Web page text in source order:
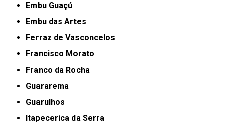
Embu Guaçú
Embu das Artes
Ferraz de Vasconcelos
Francisco Morato
Franco da Rocha
Guararema
Guarulhos
Itapecerica da Serra